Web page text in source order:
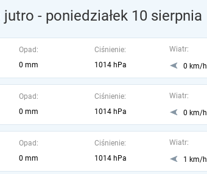
jutro - poniedziałek 10 sierpnia
Opad:
0 mm
Ciśnienie:
1014 hPa
Wiatr:
0 km/h
Opad:
0 mm
Ciśnienie:
1014 hPa
Wiatr:
0 km/h
Opad:
0 mm
Ciśnienie:
1014 hPa
Wiatr:
1 km/h